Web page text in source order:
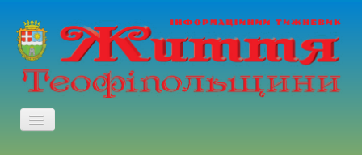
TPL_PROTOSTAR_TOGGLE_MENU